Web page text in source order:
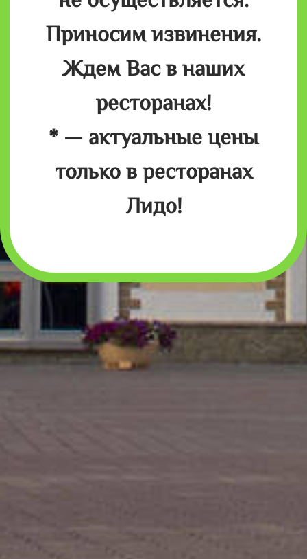
Приносим извинения.
Ждем Вас в наших
ресторанах!
* — актуальные цены
только в ресторанах
Лидо!